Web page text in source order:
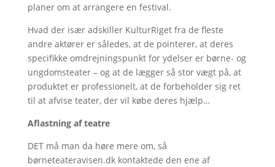
planer om at arrangere en festival.
Hvad der især adskiller KulturRiget fra de fleste
andre aktører er således, at de pointerer, at deres
specifikke omdrejningspunkt for ydelser er børne- og
ungdomsteater – og at de lægger så stor vægt på, at
produktet er professionelt, at de forbeholder sig ret
til at afvise teater, der vil købe deres hjælp…
Aflastning af teatre
DET må man da høre mere om, så
børneteateravisen.dk kontaktede den ene af